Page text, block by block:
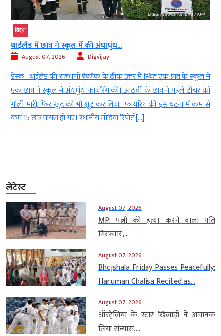
विदेश
थाईलैंड में छात्र ने स्कूल में की अंधाधुंध...
August 07, 2026 Digvijay
डेस्क। थाईलैंड की राजधानी बैंकॉक के ठीक उत्तर में स्थित एक प्रांत के स्कूल में
एक छात्र ने स्कूल में अंधाधुंध फायरिंग की। आठवीं के छात्र ने पहले टीचर को
गोली मारी, फिर खुद को भी शूट कर लिया। फायरिंग की इस घटना में कम से
कम 15 छात्र घायल हो गए। स्थानीय मीडिया रिपोर्ट […]
लेटेस्ट
August 07, 2026
MP: पत्नी की हत्या करने वाला पति
गिरफ्तार,...
August 07, 2026
Bhojshala Friday Passes Peacefully:
Hanuman Chalisa Recited as...
August 07, 2026
ऑस्ट्रेलिया के स्टार खिलाड़ी ने अचानक
लिया संन्यास,...